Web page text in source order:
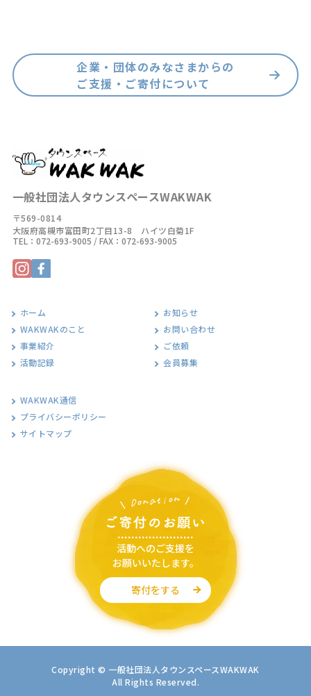
企業・団体のみなさまからの
ご支援・ご寄付について
一般社団法人タウンスペースWAKWAK
〒569-0814
大阪府高槻市富田町2丁目13-8 ハイツ白菊1F
TEL： 072-693-9005 / FAX：072-693-9005
ホーム
WAKWAKのこと
事業紹介
活動記録
お知らせ
お問い合わせ
ご依頼
会員募集
WAKWAK通信
プライバシーポリシー
サイトマップ
活動へのご支援を
お願いいたします。
寄付をする
Copyright © 一般社団法人タウンスペースWAKWAK
All Rights Reserved.